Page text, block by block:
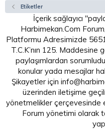
Etiketler
İçerik sağlayıcı
Harbimekan.Com
Platformu Adresimizde 5651
T.C.K’nın 125. Maddesine
paylaşımlardan
konular yada mesajlar
Şikayetler için
üzerinden iletişime
yönetmelikler çerçevesinde
Forum yönetimi olarak